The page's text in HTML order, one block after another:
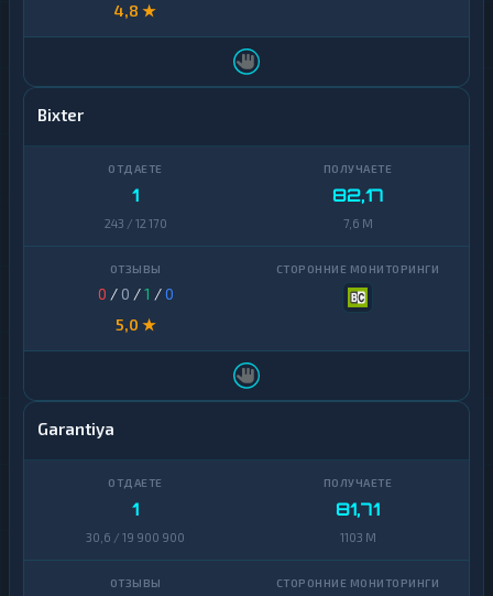
4,8 ★
Bixter
1
243 / 12 170
82,17
7,6 M
0 / 0 /1 /0
5,0 ★
Garantiya
1
30,6 / 19 900 900
81,71
1103 M